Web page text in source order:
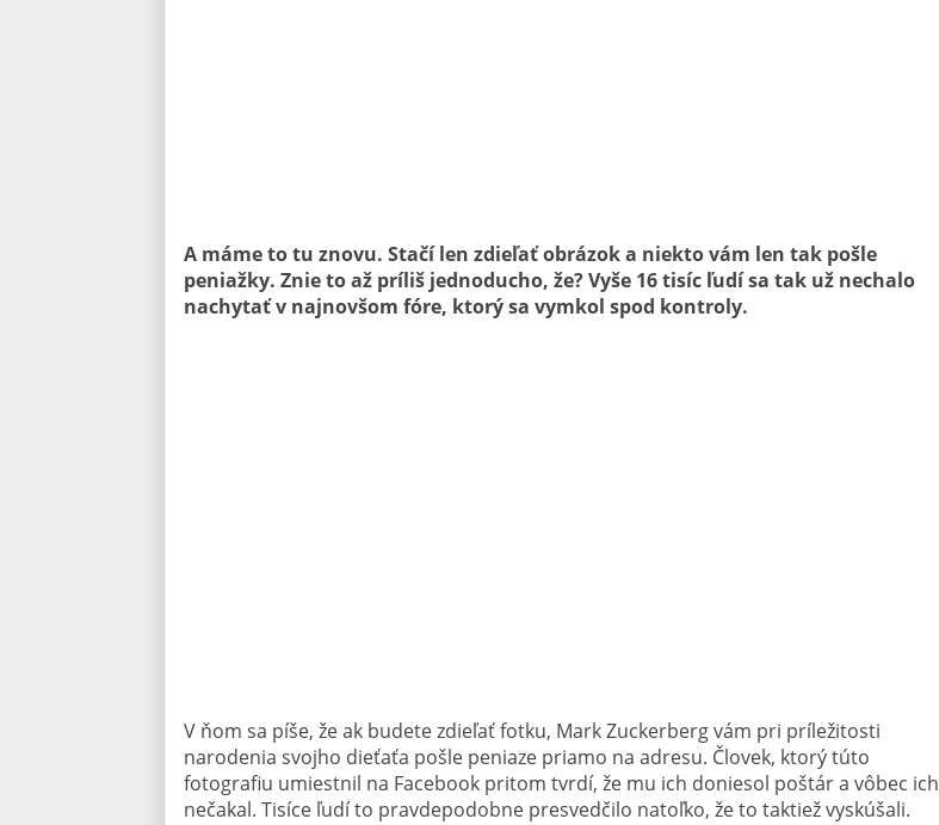
A máme to tu znovu. Stačí len zdieľať obrázok a niekto vám len tak pošle
peniažky. Znie to až príliš jednoducho, že? Vyše 16 tisíc ľudí sa tak už nechalo
nachytať v najnovšom fóre, ktorý sa vymkol spod kontroly.
V ňom sa píše, že ak budete zdieľať fotku, Mark Zuckerberg vám pri príležitosti
narodenia svojho dieťaťa pošle peniaze priamo na adresu. Človek, ktorý túto
fotografiu umiestnil na Facebook pritom tvrdí, že mu ich doniesol poštár a vôbec ich
nečakal. Tisíce ľudí to pravdepodobne presvedčilo natoľko, že to taktiež vyskúšali.